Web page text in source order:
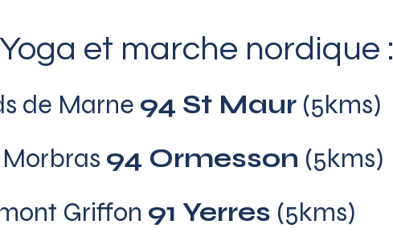
et marche nordique :
de Marne 94 St Maur (5kms)
94 Ormesson (5kms)
Griffon 91 Yerres (5kms)